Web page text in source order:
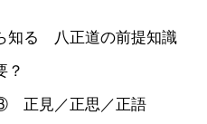
知る 八正道の前提知識
？
正見／正思／正語